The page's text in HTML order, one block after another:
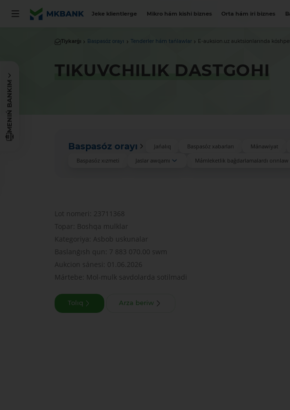
Jeke klientlerge Mikro hám kishi biznes Orta hám iri biznes
MENIŃ BANKIM
Tiykarǵı Baspasóz orayı Tenderler hám tańlawlar E-auksion.uz auktsionlarında
TIKUVCHILIK DASTGOHI
Baspasóz orayı Jańalıq Baspasóz xabarları Mánawiyat
Baspasóz xızmeti
Jaslar awqamı Mámleketlik baǵdarlamalardı orınlaw
Lot nomeri: 23711368
Topar: Boshqa mulklar
Kategoriya: Asbob uskunalar
Baslanǵısh qun: 7 883 070.00 swm
Aukcion sánesi: 01.06.2026
Mártebe: Mol-mulk savdolarda sotilmadi
Tolıq Arza beriw